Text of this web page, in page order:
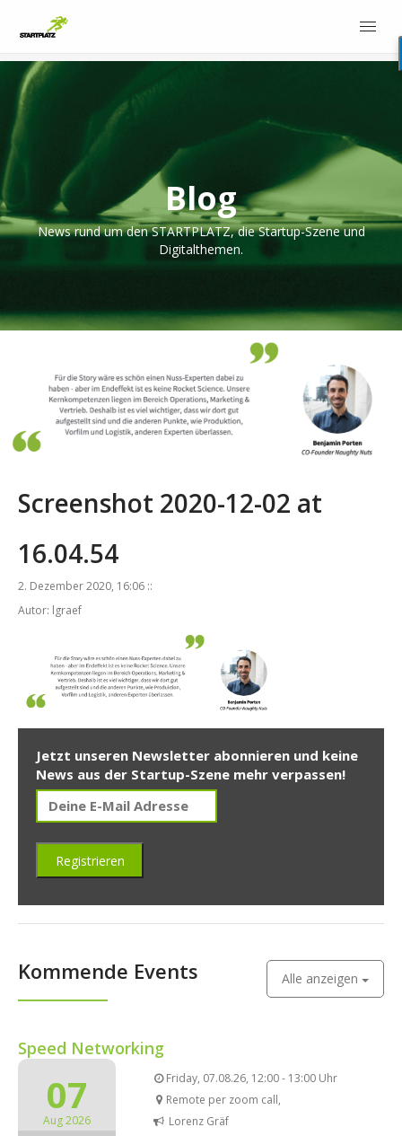
Blog
News rund um den STARTPLATZ, die Startup-Szene und
Digitalthemen.
Screenshot 2020-12-02 at
16.04.54
2. Dezember 2020, 16:06 ::
Autor: lgraef
Jetzt unseren Newsletter abonnieren und keine
News aus der Startup-Szene mehr verpassen!
Kommende Events Alle anzeigen
Speed Networking
07
Aug 2026
Friday, 07.08.26, 12:00 - 13:00 Uhr
Remote per zoom call,
Lorenz Gräf